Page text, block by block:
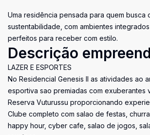
Uma residência pensada para quem busca
sustentabilidade, com ambientes
perfeitos para receber com estilo.
Descrição
LAZER E ESPORTES
No Residencial Genesis II as atividades ao
esportiva sao premiadas com exuberantes
Reserva Vuturussu proporcionando
Clube completo com salao de festas,
happy hour, cyber cafe, salao de jogos,